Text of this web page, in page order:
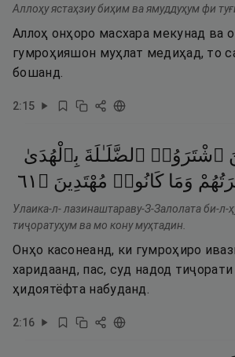
Аллоҳу ястаҳзиу биҳим ва ямуддуҳум фи
Аллоҳ онҳоро масхара мекунад ва
гумроҳияшон муҳлат медиҳад, то
бошанд.
2:15
ٱشْتَرَوُا۟ ٱلضَّلَـٰلَةَ بِٱلْهُدَىٰ
وَمَا كَانُوا۟ مُهْتَدِينَ ۝ ١٦
Улаика-л- лазинаштараву-З-Залолата би-л-
тиҷоратуҳум ва мо кону муҳтадин.
Онҳо касонеанд, ки гумроҳиро
харидаанд, пас, суд надод
ҳидоятёфта набуданд.
2:16